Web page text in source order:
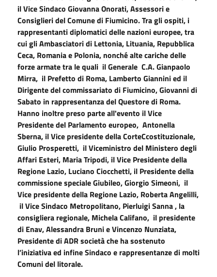
il Vice Sindaco Giovanna Onorati, Assessori e
Consiglieri del Comune di Fiumicino. Tra gli ospiti, i
rappresentanti diplomatici delle nazioni europee, tra
cui gli Ambasciatori di Lettonia, Lituania, Repubblica
Ceca, Romania e Polonia, nonché alte cariche delle
forze armate tra le quali il Generale C.A. Gianpaolo
Mirra, il Prefetto di Roma, Lamberto Giannini ed il
Dirigente del commissariato di Fiumicino, Giovanni di
Sabato in rappresentanza del Questore di Roma.
Hanno inoltre preso parte all'evento il Vice
Presidente del Parlamento europeo, Antonella
Sberna, il Vice presidente della CorteCcostituzionale,
Giulio Prosperetti, il Viceministro del Ministero degli
Affari Esteri, Maria Tripodi, il Vice Presidente della
Regione Lazio, Luciano Ciocchetti, il Presidente della
commissione speciale Giubileo, Giorgio Simeoni, il
Vice presidente della Regione Lazio, Roberta Angelilli,
il Vice Sindaco Metropolitano, Pierluigi Sanna , la
consigliera regionale, Michela Califano, il presidente
di Enav, Alessandra Bruni e Vincenzo Nunziata,
Presidente di ADR società che ha sostenuto
l’iniziativa ed infine Sindaco e rappresentanze di molti
Comuni del litorale.